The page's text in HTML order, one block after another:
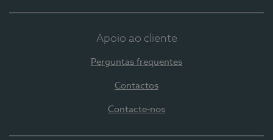
Apoio ao cliente
Perguntas frequentes
Contactos
Contacte-nos